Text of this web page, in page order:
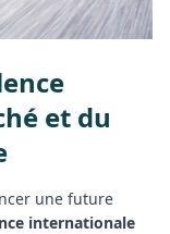
et du
une future
internationale